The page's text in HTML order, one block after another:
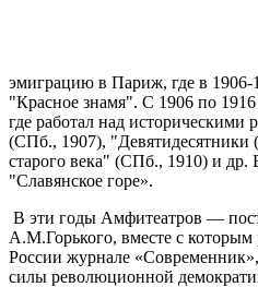
эмиграцию в Париж, где в 1906-
"Красное знамя". С 1906 по
где работал над
(СПб., 1907), "Девятидесятники
старого века" (СПб., 1910) и др.
"Славянское горе».
В эти годы Амфитеатров —
А.М.Горького, вместе с
России журнале
силы революционной